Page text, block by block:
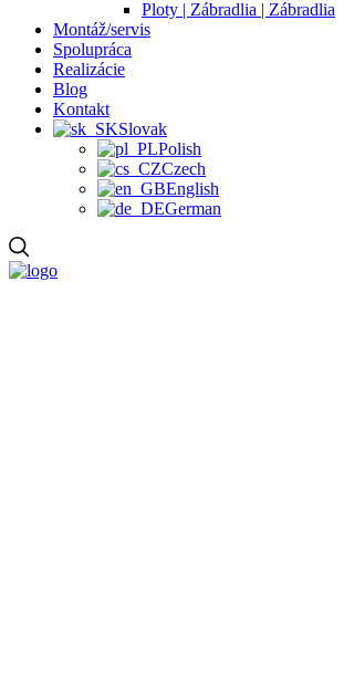
Ploty | Zábradlia | Zábradlia
Montáž/servis
Spolupráca
Realizácie
Blog
Kontakt
Slovak
Polish
Czech
English
German